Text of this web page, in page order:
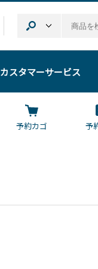
カスタマーサービス
予約カゴ 予